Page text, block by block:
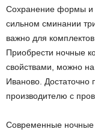
Сохранение формы и
сильном сминании
важно для
Приобрести ночные
свойствами, можно
Иваново. Достаточно
производителю с
Современные ночные